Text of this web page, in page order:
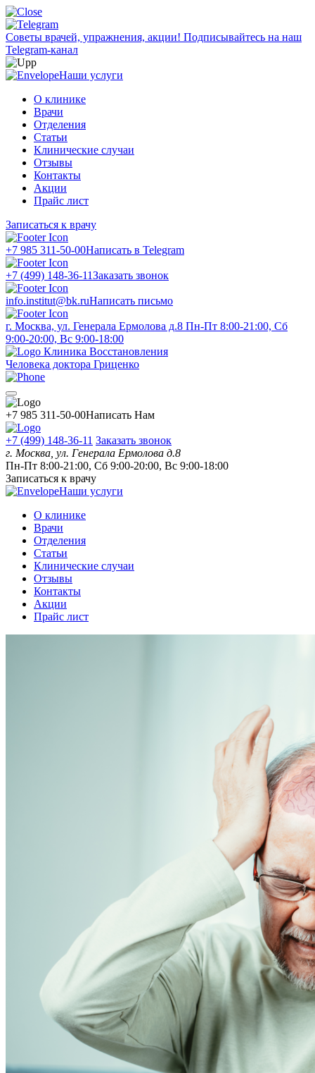
Советы врачей, упражнения, акции! Подписывайтесь на наш
Telegram-канал
Наши услуги
О клинике
Врачи
Отделения
Статьи
Клинические случаи
Отзывы
Контакты
Акции
Прайс лист
Записаться к врачу
+7 985 311-50-00Написать в Telegram
+7 (499) 148-36-11Заказать звонок
info.institut@bk.ruНаписать письмо
г. Москва, ул. Генерала Ермолова д.8 Пн-Пт 8:00-21:00, Сб
9:00-20:00, Вс 9:00-18:00
Клиника Восстановления
Человека доктора Гриценко
+7 985 311-50-00Написать Нам
+7 (499) 148-36-11 Заказать звонок
г. Москва, ул. Генерала Ермолова д.8
Пн-Пт 8:00-21:00, Сб 9:00-20:00, Вс 9:00-18:00
Записаться к врачу
Наши услуги
О клинике
Врачи
Отделения
Статьи
Клинические случаи
Отзывы
Контакты
Акции
Прайс лист